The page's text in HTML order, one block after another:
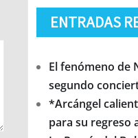
ENTRADAS
El fenómeno de
segundo
*Arcángel
para su regreso